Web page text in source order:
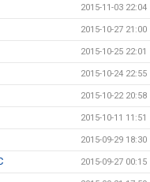
2015-11-03 22:04
2015-10-27 21:00
2015-10-25 22:01
2015-10-24 22:55
2015-10-22 20:58
2015-10-11 11:51
2015-09-29 18:30
2015-09-27 00:15